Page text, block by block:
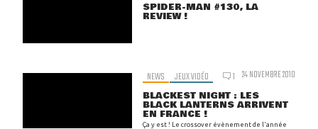
SPIDER-MAN #130, LA
REVIEW !
NEWS JEUX VIDÉO 1 24 NOVEMBRE 2010
BLACKEST NIGHT : LES
BLACK LANTERNS ARRIVENT
EN FRANCE !
Ça y est ! Le crossover évènement de l'année